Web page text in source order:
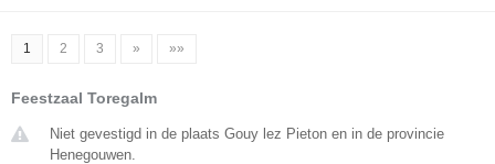
1 2 3 » »»
Feestzaal Toregalm
Niet gevestigd in de plaats Gouy lez Pieton en in de provincie
Henegouwen.